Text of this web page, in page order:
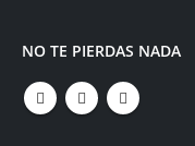
NO TE PIERDAS NADA